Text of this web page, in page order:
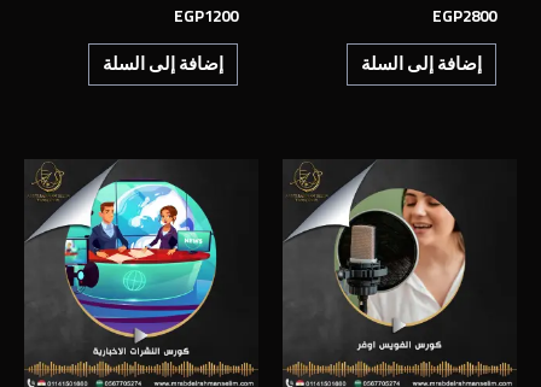
EGP2800
إضافة إلى السلة
EGP1200
إضافة إلى السلة